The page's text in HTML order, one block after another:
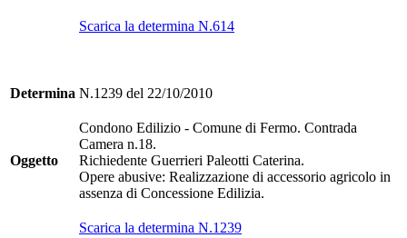
Scarica la determina N.614
Determina N.1239 del 22/10/2010
Oggetto
Condono Edilizio - Comune di Fermo. Contrada
Camera n.18.
Richiedente Guerrieri Paleotti Caterina.
Opere abusive: Realizzazione di accessorio agricolo in
assenza di Concessione Edilizia.
Scarica la determina N.1239